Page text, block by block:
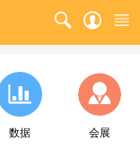
数据 会展